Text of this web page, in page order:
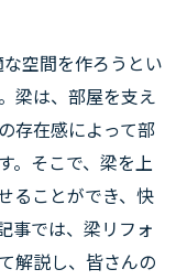
空間を作ろうとい
梁は、部屋を支え
存在感によって部
。そこで、梁を上
ることができ、快
事では、梁リフォ
解説し、皆さんの